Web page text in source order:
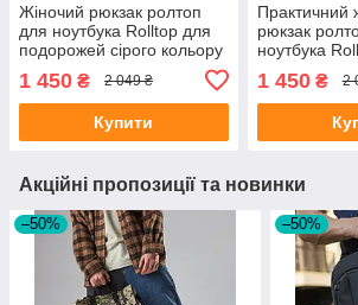
Жіночий рюкзак ролтоп
для ноутбука Rolltop для
подорожей сірого кольору
1 450 ₴ 2 049 ₴
Купити
Практичний
рюкзак
ноутбука
екошкіри
1 450₴ 2
Акційні пропозиції та новинки
–50% –50%